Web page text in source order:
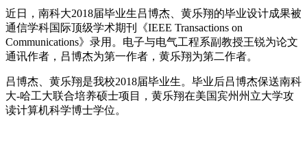
近日，南科大2018届毕业生吕博杰、黄乐翔的毕业设计成果被
通信学科国际顶级学术期刊《IEEE Transactions on
Communications》录用。电子与电气工程系副教授王锐为论文
通讯作者，吕博杰为第一作者，黄乐翔为第二作者。
吕博杰、黄乐翔是我校2018届毕业生。毕业后吕博杰保送南科
大-哈工大联合培养硕士项目，黄乐翔在美国宾州州立大学攻
读计算机科学博士学位。